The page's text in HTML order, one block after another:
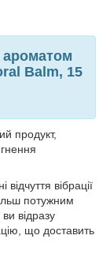
ароматом
Balm, 15
продукт,
вібрації
потужним
відразу
що доставить